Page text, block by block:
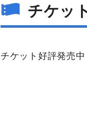
チケッ
チケット好評発売中